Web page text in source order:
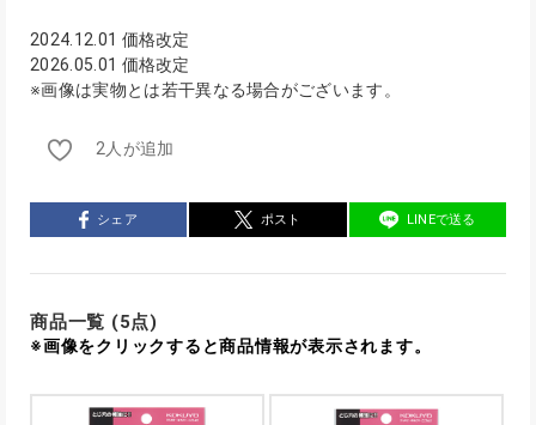
2024.12.01 価格改定
2026.05.01 価格改定
※画像は実物とは若干異なる場合がございます。
2人が追加
シェア ポスト LINEで送る
商品一覧 (5点)
※画像をクリックすると商品情報が表示されます。